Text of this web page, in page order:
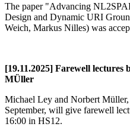
The paper "Advancing
Design and Dynamic URI
Weich, Markus Nilles) was
[19.11.2025] Farewell
MÜller
Michael Ley and Norbert
September, will give farewell
16:00 in HS12.